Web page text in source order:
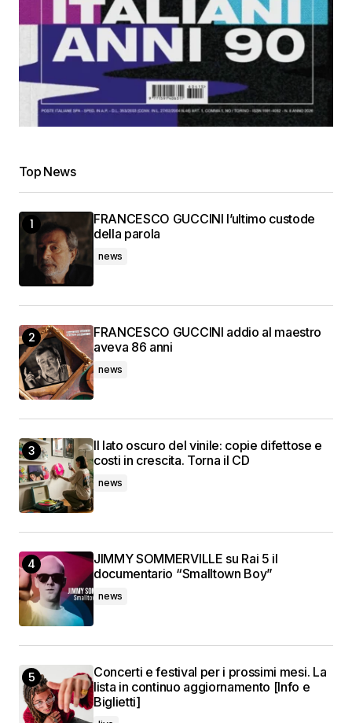
Top News
FRANCESCO GUCCINI l’ultimo custode
della parola
news
FRANCESCO GUCCINI addio al maestro
aveva 86 anni
news
Il lato oscuro del vinile: copie difettose e
costi in crescita. Torna il CD
news
JIMMY SOMMERVILLE su Rai 5 il
documentario “Smalltown Boy”
news
Concerti e festival per i prossimi mesi. La
lista in continuo aggiornamento [Info e
Biglietti]